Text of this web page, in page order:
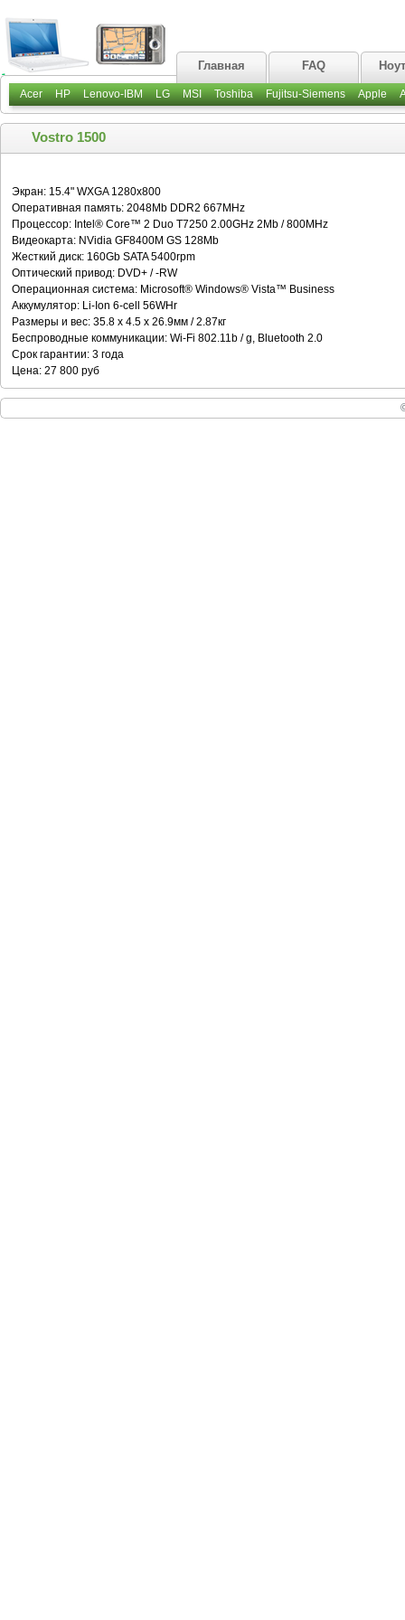
Главная FAQ
Acer HP Lenovo-IBM LG MSI Toshiba Fujitsu-Siemens Apple
Vostro 1500
Экран: 15.4" WXGA 1280x800
Оперативная память: 2048Mb DDR2 667MHz
Процессор: Intel® Core™ 2 Duo T7250 2.00GHz 2Mb / 800MHz
Видеокарта: NVidia GF8400M GS 128Mb
Жесткий диск: 160Gb SATA 5400rpm
Оптический привод: DVD+ / -RW
Операционная система: Microsoft® Windows® Vista™ Business
Аккумулятор: Li-Ion 6-cell 56WHr
Размеры и вес: 35.8 x 4.5 x 26.9мм / 2.87кг
Беспроводные коммуникации: Wi-Fi 802.11b / g, Bluetooth 2.0
Срок гарантии: 3 года
Цена: 27 800 руб